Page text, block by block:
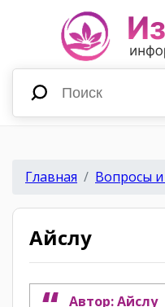
Главная Вопросы
Айслу
Автор: Айслу